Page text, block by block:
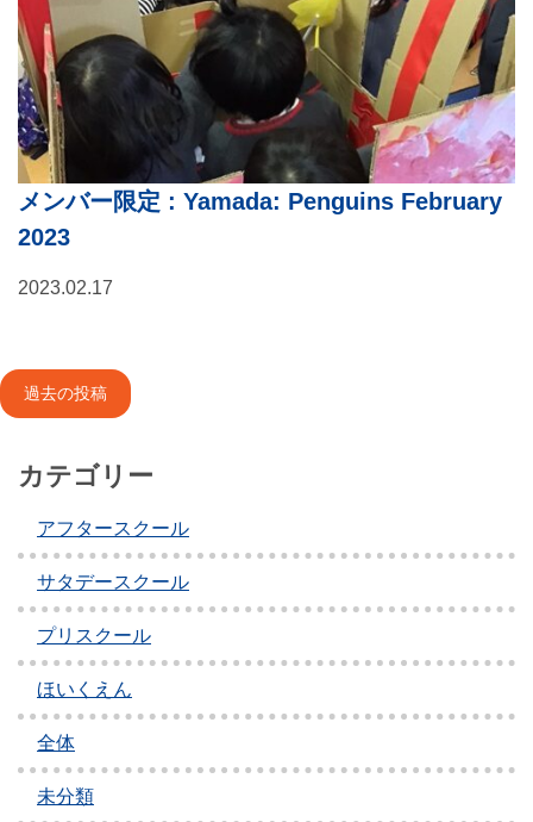
メンバー限定 : Yamada: Penguins February
2023
2023.02.17
投
ナ
ゲ
ー
過去の投稿
カテゴリー
アフタースクール
サタデースクール
プリスクール
ほいくえん
全体
未分類